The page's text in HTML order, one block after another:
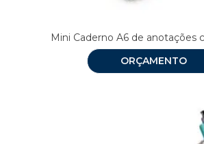
Mini Caderno A6 de anotações
ORÇAMENTO